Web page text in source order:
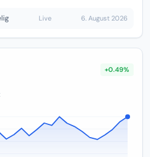
Live 6. August 2026
+0.49%